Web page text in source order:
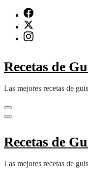
Recetas de
Las mejores recetas de
Recetas de
Las mejores recetas de